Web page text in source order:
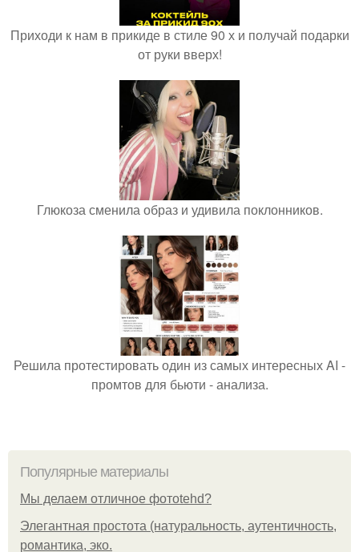
Приходи к нам в прикиде в стиле 90 х и получай подарки
от руки вверх!
Глюкоза сменила образ и удивила поклонников.
Решила протестировать один из самых интересных AI -
промтов для бьюти - анализа.
Популярные материалы
Мы делаем отличное фотоtehd?
Элегантная простота (натуральность, аутентичность,
романтика, эко.